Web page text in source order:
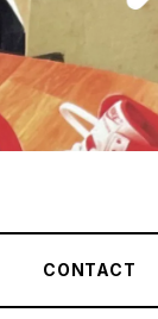
CONTACT